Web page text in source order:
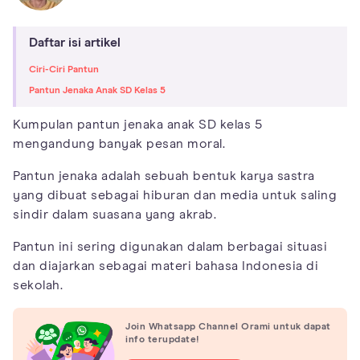
Daftar isi artikel
Ciri-Ciri Pantun
Pantun Jenaka Anak SD Kelas 5
Kumpulan pantun jenaka anak SD kelas 5
mengandung banyak pesan moral.
Pantun jenaka adalah sebuah bentuk karya sastra
yang dibuat sebagai hiburan dan media untuk saling
sindir dalam suasana yang akrab.
Pantun ini sering digunakan dalam berbagai situasi
dan diajarkan sebagai materi bahasa Indonesia di
sekolah.
Join Whatsapp Channel Orami untuk dapat
info terupdate!